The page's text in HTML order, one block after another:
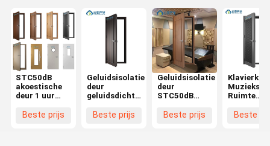
STC50dB
akoestische
deur 1 uur
geluidsisolatie
Beste prijs
Geluidsisolatie
deur
geluidsdichte
studio STC
Beste prijs
Geluidsisolatie
deur
STC50dB
deur 1 uur
Beste prijs
Ruimte
Beste